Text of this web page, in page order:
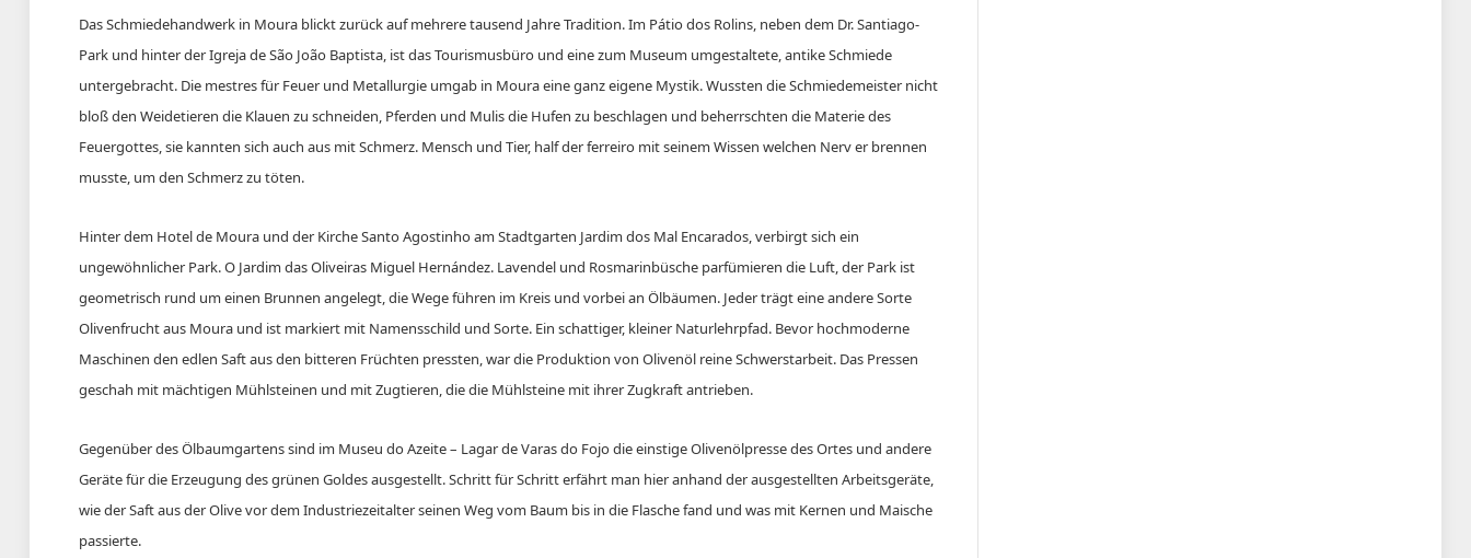
Das Schmiedehandwerk in Moura blickt zurück auf mehrere tausend Jahre Tradition. Im Pátio dos Rolins, neben dem Dr. Santiago-
Park und hinter der Igreja de São João Baptista, ist das Tourismusbüro und eine zum Museum umgestaltete, antike Schmiede
untergebracht. Die mestres für Feuer und Metallurgie umgab in Moura eine ganz eigene Mystik. Wussten die Schmiedemeister nicht
bloß den Weidetieren die Klauen zu schneiden, Pferden und Mulis die Hufen zu beschlagen und beherrschten die Materie des
Feuergottes, sie kannten sich auch aus mit Schmerz. Mensch und Tier, half der ferreiro mit seinem Wissen welchen Nerv er brennen
musste, um den Schmerz zu töten.
Hinter dem Hotel de Moura und der Kirche Santo Agostinho am Stadtgarten Jardim dos Mal Encarados, verbirgt sich ein
ungewöhnlicher Park. O Jardim das Oliveiras Miguel Hernández. Lavendel und Rosmarinbüsche parfümieren die Luft, der Park ist
geometrisch rund um einen Brunnen angelegt, die Wege führen im Kreis und vorbei an Ölbäumen. Jeder trägt eine andere Sorte
Olivenfrucht aus Moura und ist markiert mit Namensschild und Sorte. Ein schattiger, kleiner Naturlehrpfad. Bevor hochmoderne
Maschinen den edlen Saft aus den bitteren Früchten pressten, war die Produktion von Olivenöl reine Schwerstarbeit. Das Pressen
geschah mit mächtigen Mühlsteinen und mit Zugtieren, die die Mühlsteine mit ihrer Zugkraft antrieben.
Gegenüber des Ölbaumgartens sind im Museu do Azeite – Lagar de Varas do Fojo die einstige Olivenölpresse des Ortes und andere
Geräte für die Erzeugung des grünen Goldes ausgestellt. Schritt für Schritt erfährt man hier anhand der ausgestellten Arbeitsgeräte,
wie der Saft aus der Olive vor dem Industriezeitalter seinen Weg vom Baum bis in die Flasche fand und was mit Kernen und Maische
passierte.